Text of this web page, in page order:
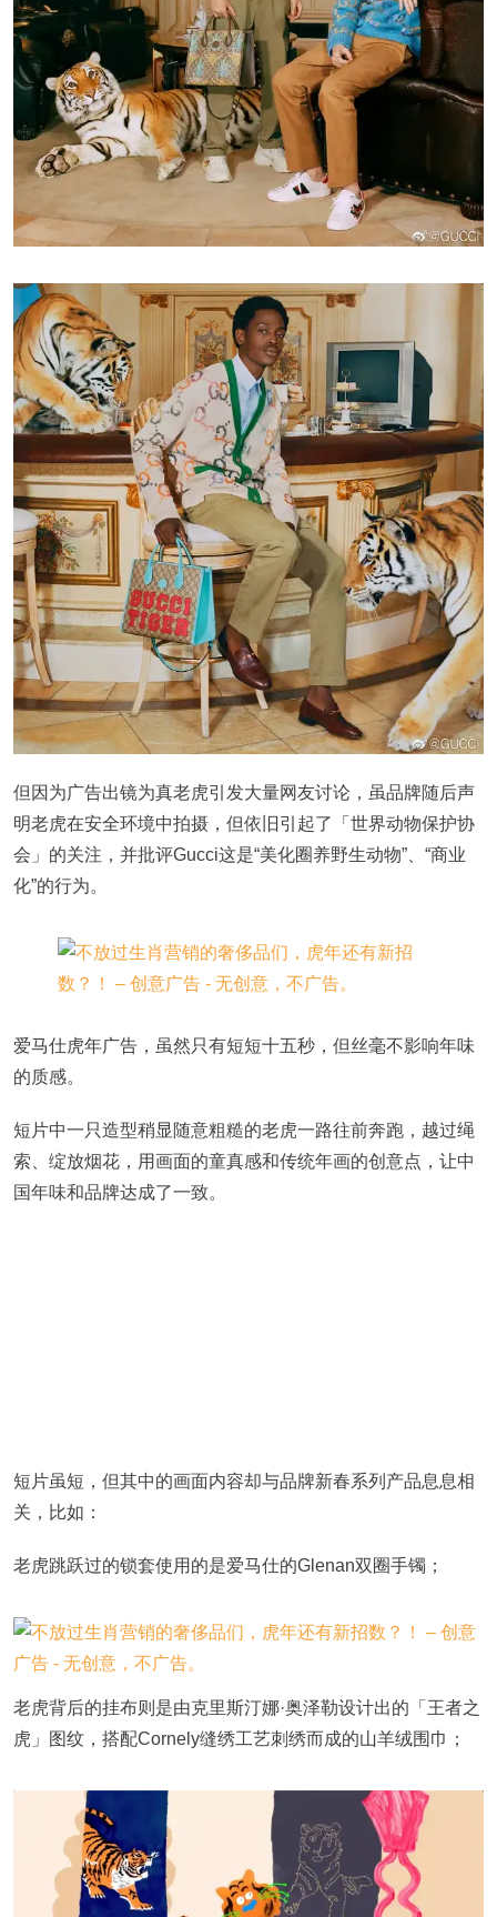
但因为广告出镜为真老虎引发大量网友讨论，虽品牌随后声
明老虎在安全环境中拍摄，但依旧引起了「世界动物保护协
会」的关注，并批评Gucci这是“美化圈养野生动物”、“商业
化”的行为。
爱马仕虎年广告，虽然只有短短十五秒，但丝毫不影响年味
的质感。
短片中一只造型稍显随意粗糙的老虎一路往前奔跑，越过绳
索、绽放烟花，用画面的童真感和传统年画的创意点，让中
国年味和品牌达成了一致。
短片虽短，但其中的画面内容却与品牌新春系列产品息息相
关，比如：
老虎跳跃过的锁套使用的是爱马仕的Glenan双圈手镯；
老虎背后的挂布则是由克里斯汀娜·奥泽勒设计出的「王者之
虎」图纹，搭配Cornely缝绣工艺刺绣而成的山羊绒围巾；